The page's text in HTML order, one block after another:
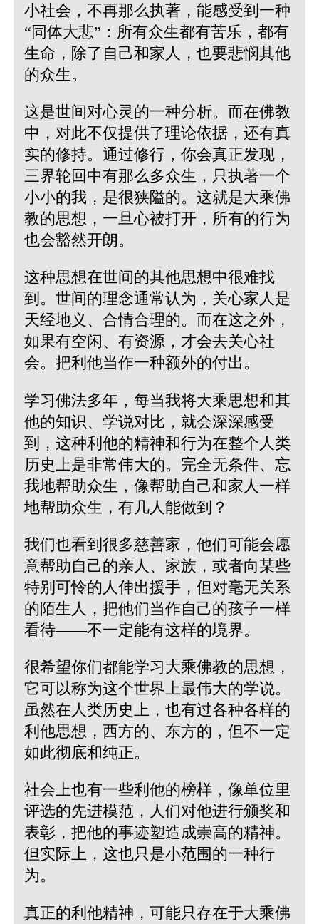
小社会，不再那么执著，能感受到一种
“同体大悲”：所有众生都有苦乐，都有
生命，除了自己和家人，也要悲悯其他
的众生。
这是世间对心灵的一种分析。而在佛教
中，对此不仅提供了理论依据，还有真
实的修持。通过修行，你会真正发现，
三界轮回中有那么多众生，只执著一个
小小的我，是很狭隘的。这就是大乘佛
教的思想，一旦心被打开，所有的行为
也会豁然开朗。
这种思想在世间的其他思想中很难找
到。世间的理念通常认为，关心家人是
天经地义、合情合理的。而在这之外，
如果有空闲、有资源，才会去关心社
会。把利他当作一种额外的付出。
学习佛法多年，每当我将大乘思想和其
他的知识、学说对比，就会深深感受
到，这种利他的精神和行为在整个人类
历史上是非常伟大的。完全无条件、忘
我地帮助众生，像帮助自己和家人一样
地帮助众生，有几人能做到？
我们也看到很多慈善家，他们可能会愿
意帮助自己的亲人、家族，或者向某些
特别可怜的人伸出援手，但对毫无关系
的陌生人，把他们当作自己的孩子一样
看待——不一定能有这样的境界。
很希望你们都能学习大乘佛教的思想，
它可以称为这个世界上最伟大的学说。
虽然在人类历史上，也有过各种各样的
利他思想，西方的、东方的，但不一定
如此彻底和纯正。
社会上也有一些利他的榜样，像单位里
评选的先进模范，人们对他进行颁奖和
表彰，把他的事迹塑造成崇高的精神。
但实际上，这也只是小范围的一种行
为。
真正的利他精神，可能只存在于大乘佛